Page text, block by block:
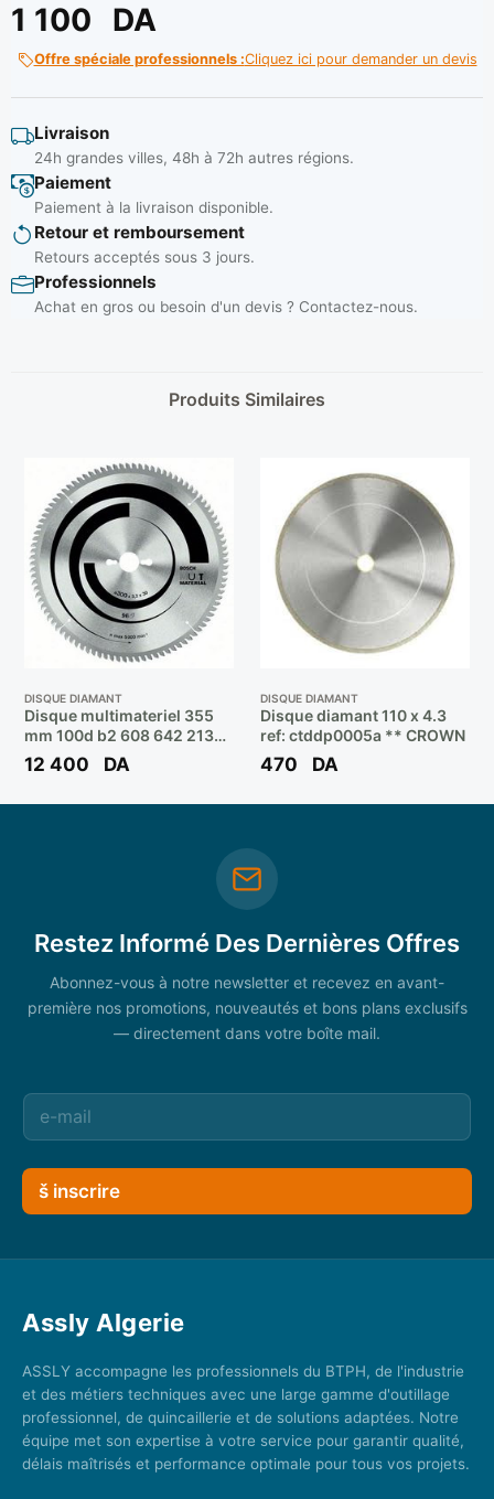
1 100 DA
Offre spéciale professionnels :Cliquez ici pour demander un devis
Livraison
24h grandes villes, 48h à 72h autres régions.
Paiement
Paiement à la livraison disponible.
Retour et remboursement
Retours acceptés sous 3 jours.
Professionnels
Achat en gros ou besoin d'un devis ? Contactez-nous.
Produits Similaires
DISQUE DIAMANT
Disque multimateriel 355
mm 100d b2 608 642 213
** BOSCH
12 400 DA
DISQUE DIAMANT
Disque diamant 110 x 4.3
ref: ctddp0005a ** CROWN
470 DA
Restez Informé Des Dernières Offres
Abonnez-vous à notre newsletter et recevez en avant-
première nos promotions, nouveautés et bons plans exclusifs
— directement dans votre boîte mail.
š inscrire
Assly Algerie
ASSLY accompagne les professionnels du BTPH, de l'industrie
et des métiers techniques avec une large gamme d'outillage
professionnel, de quincaillerie et de solutions adaptées. Notre
équipe met son expertise à votre service pour garantir qualité,
délais maîtrisés et performance optimale pour tous vos projets.